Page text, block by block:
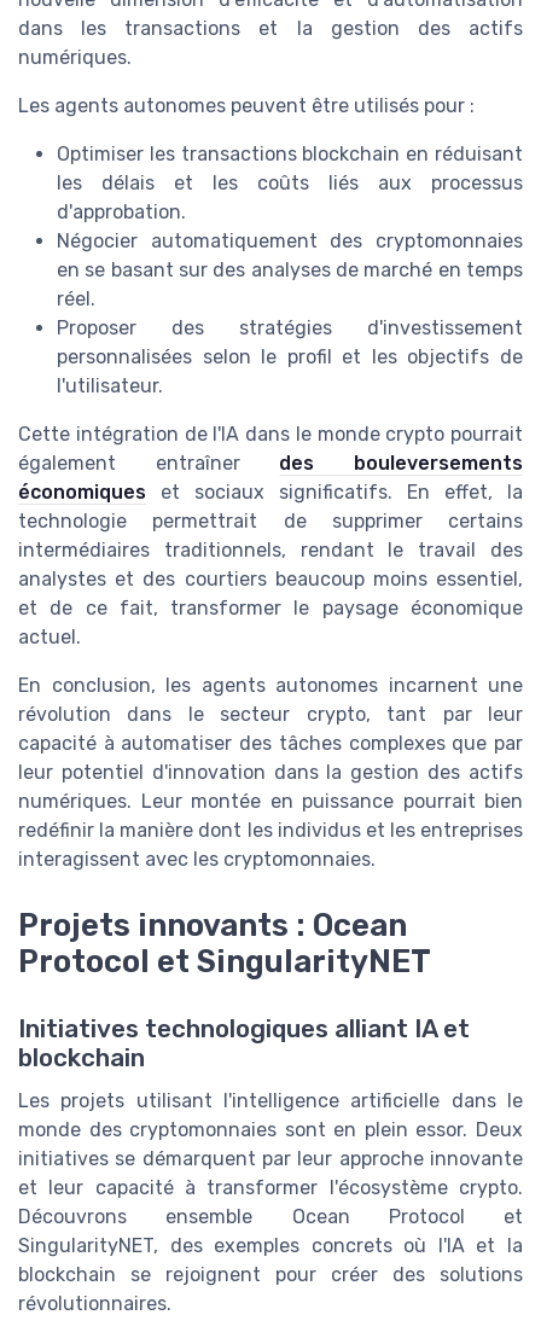
dans les transactions et la gestion des actifs
numériques.
Les agents autonomes peuvent être utilisés pour :
Optimiser les transactions blockchain en réduisant
les délais et les coûts liés aux processus
d'approbation.
Négocier automatiquement des cryptomonnaies
en se basant sur des analyses de marché en temps
réel.
Proposer des stratégies d'investissement
personnalisées selon le profil et les objectifs de
l'utilisateur.
Cette intégration de l'IA dans le monde crypto pourrait
également entraîner des bouleversements
économiques et sociaux significatifs. En effet, la
technologie permettrait de supprimer certains
intermédiaires traditionnels, rendant le travail des
analystes et des courtiers beaucoup moins essentiel,
et de ce fait, transformer le paysage économique
actuel.
En conclusion, les agents autonomes incarnent une
révolution dans le secteur crypto, tant par leur
capacité à automatiser des tâches complexes que par
leur potentiel d'innovation dans la gestion des actifs
numériques. Leur montée en puissance pourrait bien
redéfinir la manière dont les individus et les entreprises
interagissent avec les cryptomonnaies.
Projets innovants : Ocean
Protocol et SingularityNET
Initiatives technologiques alliant IA et
blockchain
Les projets utilisant l'intelligence artificielle dans le
monde des cryptomonnaies sont en plein essor. Deux
initiatives se démarquent par leur approche innovante
et leur capacité à transformer l'écosystème crypto.
Découvrons ensemble Ocean Protocol et
SingularityNET, des exemples concrets où l'IA et la
blockchain se rejoignent pour créer des solutions
révolutionnaires.